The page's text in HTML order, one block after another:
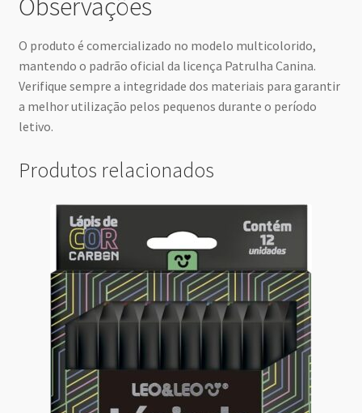
O produto é comercializado no modelo multicolorido,
mantendo o padrão oficial da licença Patrulha Canina.
Verifique sempre a integridade dos materiais para garantir
a melhor utilização pelos pequenos durante o período
letivo.
Produtos relacionados